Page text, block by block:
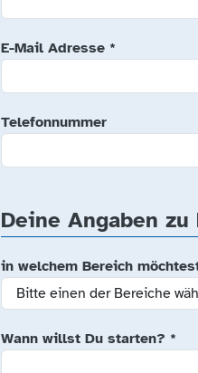
E-Mail Adresse *
Telefonnummer
Deine Angaben
in welchem Bereich
Wann willst Du starten? *